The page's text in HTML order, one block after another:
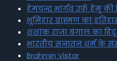
हेमचन्द्र भार्गव उर्फ हेमू की
भूमिहार ब्राह्मण का
शशांक राजा बंगाल का हिंदू
भारतीय सनातन धर्म के
Brahmin Vistar